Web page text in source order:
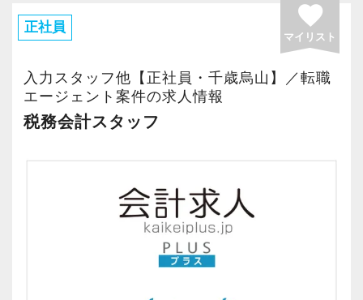
会計・税務のエキスパートとして法人税から一
当法人へお越しください！
【現役スタッフの声】
＜正社員（経験者）／入所4年目／男性／4科目
この会社を選んだのは、従業員数が多い会社の
ほうがさまざまな情報が集まってきて、よりよ
いサービスができると考えたからです。
優秀なアシスタントも多数在籍しているため、
より専門性の高い業務に集中できます。
≪モバイルPC・仕事用スマホ貸与！在宅ワーク
なども柔軟に対応≫
仕事用のモバイルPC、スマートフォンなども貸
事務所としてもライフワークバランスを大切に
ご紹介のネットワークとなるステークホルダー
は士業や金融機関・大手ハウスメーカーなど。
ご紹介頂いたお客様の課題を解決することで成
長を続けています。
をどんどん増やしていきたいと思っています。
【効率&チームワークを大事にしながら仕事をし
正社員 favorite
マイリスト
入力スタッフ他【正社員・千歳烏山】／転職
エージェント案件の求人情報
税務会計スタッフ